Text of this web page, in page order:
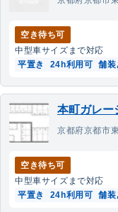
空き待ち可
中型車サイズまで対応
平置き
24h利用可 舗装
本町ガレー
京都府京都市
空き待ち可
中型車サイズまで対応
平置き
24h利用可 舗装